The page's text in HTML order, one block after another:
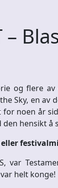
–
og flere
Sky, en av
noen år
hensikt
var
helt konge!